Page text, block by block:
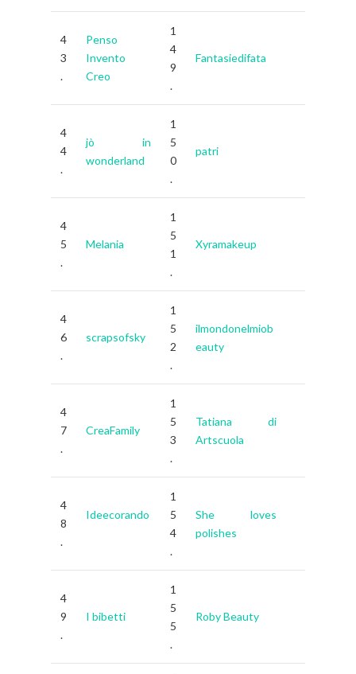
4
3
.
Penso
Invento
Creo
1
4
9
.
Fantasiedifata
4
4
.
jò in
wonderland
1
5
0
.
patri
4
5
.
Melania
1
5
1
.
Xyramakeup
4
6
.
scrapsofsky
1
5
2
.
ilmondonelmiob
eauty
4
7
.
CreaFamily
1
5
3
.
Tatiana di
Artscuola
4
8
.
Ideecorando
1
5
4
.
She loves
polishes
4
9
.
I bibetti
1
5
5
.
Roby Beauty